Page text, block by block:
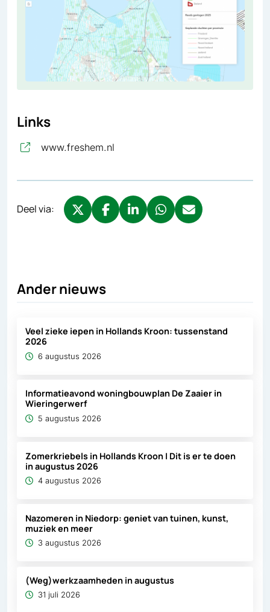
Links
www.freshem.nl
Deel via:
Ander nieuws
Veel zieke iepen in Hollands Kroon: tussenstand
2026
6 augustus 2026
Informatieavond woningbouwplan De Zaaier in
Wieringerwerf
5 augustus 2026
Zomerkriebels in Hollands Kroon | Dit is er te doen
in augustus 2026
4 augustus 2026
Nazomeren in Niedorp: geniet van tuinen, kunst,
muziek en meer
3 augustus 2026
(Weg)werkzaamheden in augustus
31 juli 2026